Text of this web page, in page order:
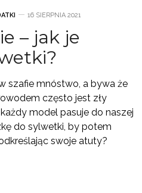
16 SIERPNIA 2021
– jak je
szafie mnóstwo, a bywa że
często jest zły
model pasuje do naszej
do sylwetki, by potem
swoje atuty?